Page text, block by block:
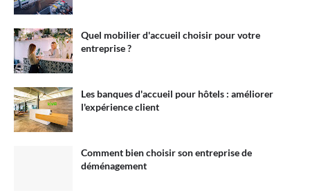
Quel mobilier d'accueil choisir pour votre
entreprise ?
Les banques d'accueil pour hôtels : améliorer
l'expérience client
Comment bien choisir son entreprise de
déménagement